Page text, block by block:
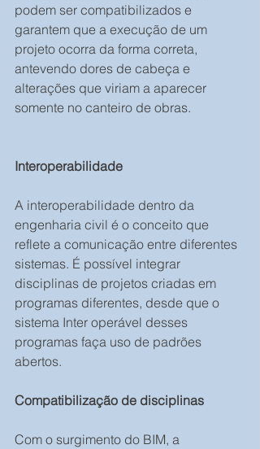
podem ser compatibilizados e
garantem que a execução de um
projeto ocorra da forma correta,
antevendo dores de cabeça e
alterações que viriam a aparecer
somente no canteiro de obras.
Interoperabilidade
A interoperabilidade dentro da
engenharia civil é o conceito que
reflete a comunicação entre diferentes
sistemas. É possível integrar
disciplinas de projetos criadas em
programas diferentes, desde que o
sistema Inter operável desses
programas faça uso de padrões
abertos.
Compatibilização de disciplinas
Com o surgimento do BIM, a